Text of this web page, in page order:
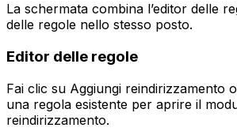
La schermata combina l’editor delle
delle regole nello stesso posto.
Editor delle regole
Fai clic su Aggiungi reindirizzamento
una regola esistente per aprire il
reindirizzamento.